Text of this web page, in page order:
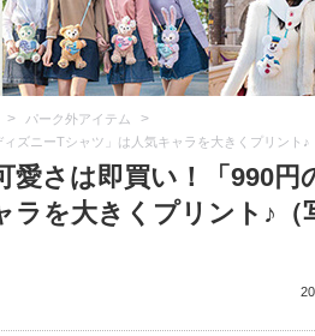
> パーク外アイテム >
ズニーTシャツ」は人気キャラを大きくプリント♪
愛さは即買い！「990円
ラを大きくプリント♪（